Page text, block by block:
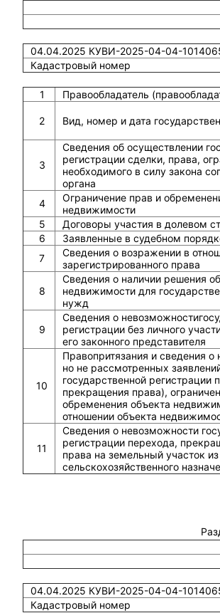
04.04.2025 КУВИ-2025-04-04-
Кадастровый номер
1 Правообладатель
2 Вид, номер и дата
3
Сведения об осуществлении
регистрации сделки, права,
необходимого в силу закона
органа
4
Ограничение прав и
недвижимости
5
Договоры участия в долевом
6
Заявленные в судебном
7
Сведения о возражении в
зарегистрированного права
8
Сведения о наличии решения
недвижимости для
нужд
9
Сведения о
регистрации без личного
его законного представителя
10
Правопритязания и сведения о
но не рассмотренных
государственной регистрации
прекращения права),
обременения объекта
отношении объекта
11
Сведения о невозможности
регистрации перехода,
права на земельный участок
сельскохозяйственного
04.04.2025 КУВИ-2025-04-04-
Кадастровый номер